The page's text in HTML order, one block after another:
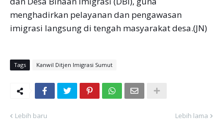
menghadirkan pelayanan dan pengawasan
imigrasi langsung di tengah masyarakat desa.(JN)
Tags Kanwil Ditjen Imigrasi Sumut
Lebih baru Lebih lama